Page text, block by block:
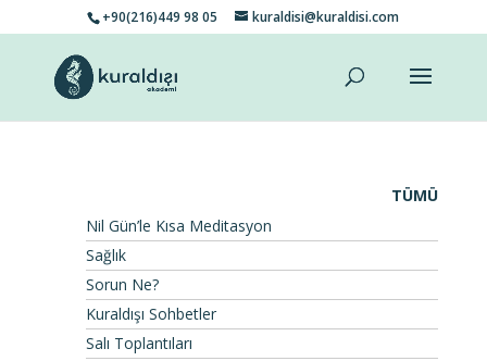
+90(216)449 98 05 kuraldisi@kuraldisi.com
TÜMÜ
Nil Gün’le Kısa Meditasyon
Sağlık
Sorun Ne?
Kuraldışı Sohbetler
Salı Toplantıları